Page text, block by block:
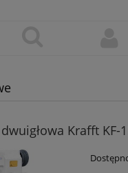
Krafft KF-